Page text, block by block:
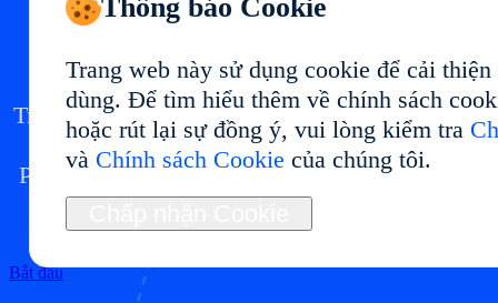
mây của bạn tại
Triển khai môi trường điện thoại đám mây tại
hiệu suất ổn định và cách dùng linh hoạt.
Phù hợp cho quản lý đa tài khoản, kiểm thử ứng
dụng, tự động hóa và vận hành dài hạn.
Bắt đầu
Thông báo Cookie
Trang web này sử dụng cookie để cải
dùng. Để tìm hiểu thêm về chính sách
hoặc rút lại sự đồng ý, vui lòng kiểm tra
và Chính sách Cookie của chúng tôi.